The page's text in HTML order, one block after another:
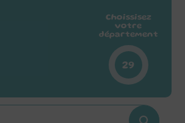
Choissisez
votre
département
29